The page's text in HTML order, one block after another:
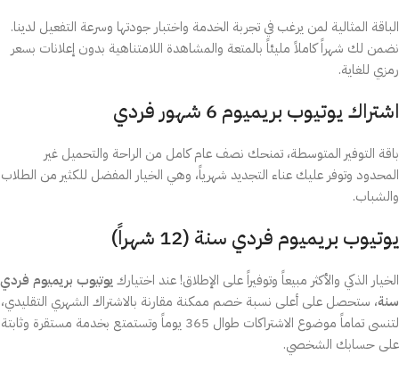
الباقة المثالية لمن يرغب في تجربة الخدمة واختبار جودتها وسرعة التفعيل لدينا.
نضمن لك شهراً كاملاً مليئاً بالمتعة والمشاهدة اللامتناهية بدون إعلانات بسعر
رمزي للغاية.
اشتراك يوتيوب بريميوم 6 شهور فردي
باقة التوفير المتوسطة، تمنحك نصف عام كامل من الراحة والتحميل غير
المحدود وتوفر عليك عناء التجديد شهرياً، وهي الخيار المفضل للكثير من الطلاب
والشباب.
يوتيوب بريميوم فردي سنة (12 شهراً)
الخيار الذكي والأكثر مبيعاً وتوفيراً على الإطلاق! عند اختيارك يوتيوب بريميوم فردي
سنة، ستحصل على أعلى نسبة خصم ممكنة مقارنة بالاشتراك الشهري التقليدي،
لتنسى تماماً موضوع الاشتراكات طوال 365 يوماً وتستمتع بخدمة مستقرة وثابتة
على حسابك الشخصي.